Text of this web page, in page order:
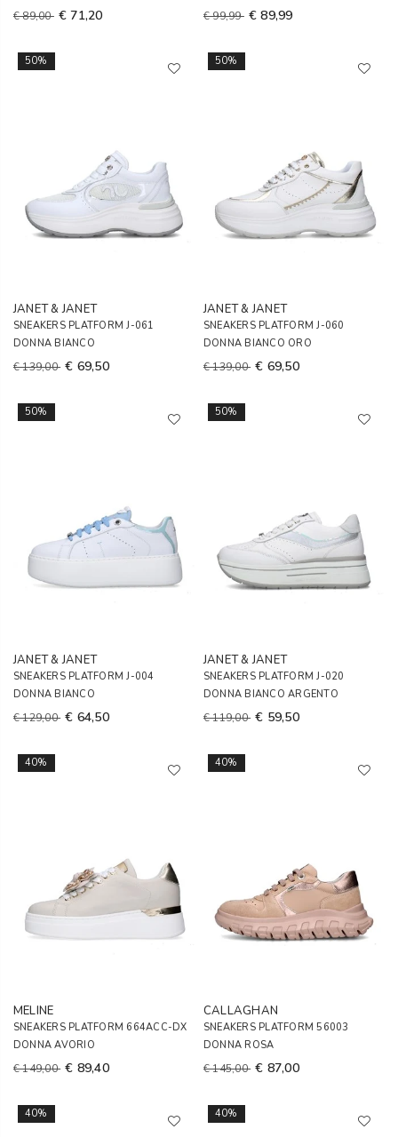
€ 89,00 € 71,20 € 99,99 € 89,99
50%
JANET & JANET
SNEAKERS PLATFORM J-061
DONNA BIANCO
€ 139,00 € 69,50
50%
JANET & JANET
SNEAKERS PLATFORM J-060
DONNA BIANCO ORO
€ 139,00 € 69,50
50%
JANET & JANET
SNEAKERS PLATFORM J-004
DONNA BIANCO
€ 129,00 € 64,50
50%
JANET & JANET
SNEAKERS PLATFORM J-020
DONNA BIANCO ARGENTO
€ 119,00 € 59,50
40%
MELINE
SNEAKERS PLATFORM 664ACC-DX
DONNA AVORIO
€ 149,00 € 89,40
40%
CALLAGHAN
SNEAKERS PLATFORM 56003
DONNA ROSA
€ 145,00 € 87,00
40% 40%